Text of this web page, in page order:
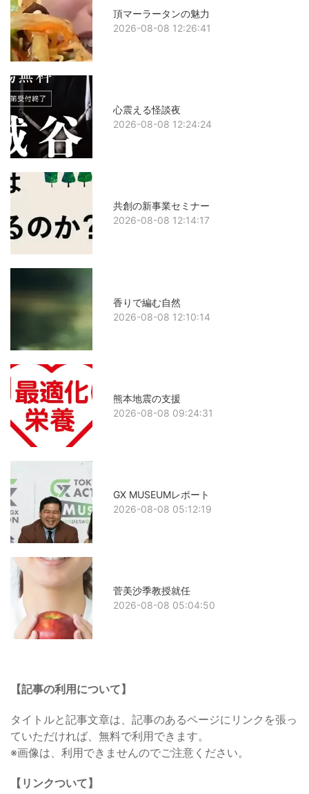
頂マーラータンの魅力
2026-08-08 12:26:41
心震える怪談夜
2026-08-08 12:24:24
共創の新事業セミナー
2026-08-08 12:14:17
香りで編む自然
2026-08-08 12:10:14
熊本地震の支援
2026-08-08 09:24:31
GX MUSEUMレポート
2026-08-08 05:12:19
菅美沙季教授就任
2026-08-08 05:04:50
【記事の利用について】
タイトルと記事文章は、記事のあるページにリンクを張っ
ていただければ、無料で利用できます。
※画像は、利用できませんのでご注意ください。
【リンクついて】